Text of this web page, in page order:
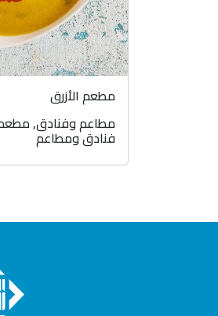
مطعم الأزرق
مطاعم وفنادق,
فنادق ومطاعم